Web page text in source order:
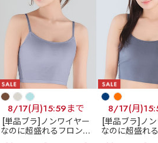
8/17(月)15:59まで
[単品ブラ]ノンワイヤー
なのに超盛れるフロント
ホックブラ
フロントホ
8/17(月
[単品ブラ]ノ
なのに超盛れ
ホックブラ